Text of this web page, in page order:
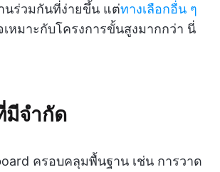
นร่วมกันที่ง่ายขึ้น แต่ทางเลือกอื่น ๆ
เหมาะกับโครงการขั้นสูงมากกว่า นี่
มีจำกัด
ครอบคลุมพื้นฐาน เช่น การวาด